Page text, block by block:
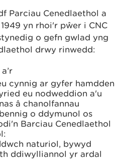
Parciau Cenedlaethol a
yn rhoi'r pŵer i CNC
o gefn gwlad yng
drwy rinwedd:
cynnig ar gyfer hamdden
eu nodweddion a'u
â chanolfannau
o ddymunol os
Barciau Cenedlaethol
naturiol, bywyd
ddiwylliannol yr ardal